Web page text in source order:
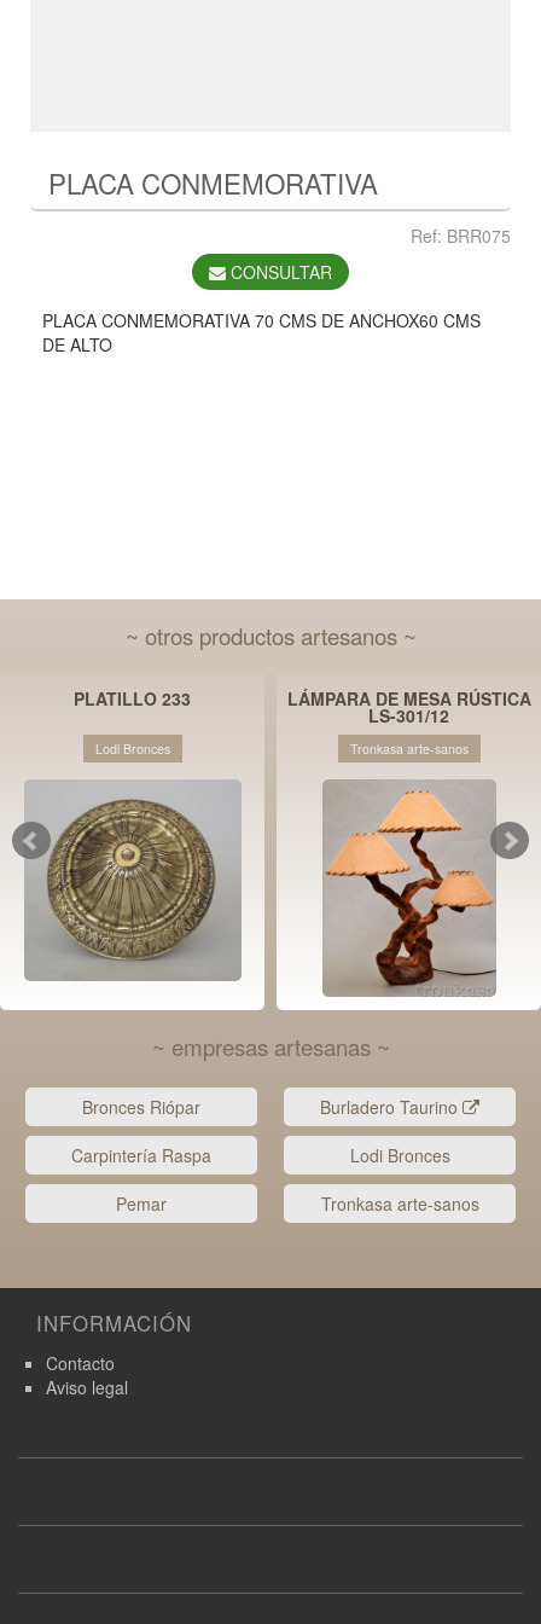
PLACA CONMEMORATIVA
Ref: BRR075
CONSULTAR
PLACA CONMEMORATIVA 70 CMS DE ANCHOX60 CMS
DE ALTO
~ otros productos artesanos ~
PLATILLO 233
Lodi Bronces
LÁMPARA DE MESA RÚSTICA
LS-301/12
Tronkasa arte-sanos
~ empresas artesanas ~
Bronces Riópar
Burladero Taurino
Carpintería Raspa
Lodi Bronces
Pemar
Tronkasa arte-sanos
INFORMACIÓN
Contacto
Aviso legal